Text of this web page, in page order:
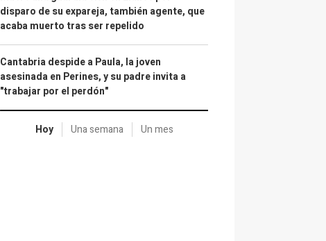
disparo de su expareja, también agente, que
acaba muerto tras ser repelido
Cantabria despide a Paula, la joven
asesinada en Perines, y su padre invita a
"trabajar por el perdón"
Hoy Una semana Un mes